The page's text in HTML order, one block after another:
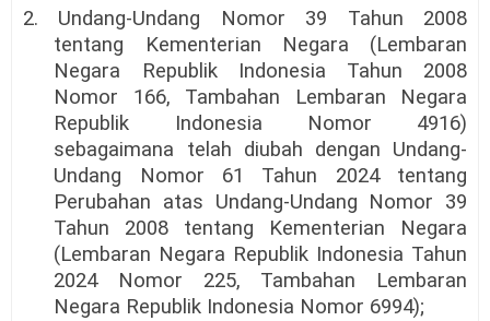
2. Undang-Undang Nomor 39 Tahun 2008
tentang Kementerian Negara (Lembaran
Negara Republik Indonesia Tahun 2008
Nomor 166, Tambahan Lembaran Negara
Republik Indonesia Nomor 4916)
sebagaimana telah diubah dengan Undang-
Undang Nomor 61 Tahun 2024 tentang
Perubahan atas Undang-Undang Nomor 39
Tahun 2008 tentang Kementerian Negara
(Lembaran Negara Republik Indonesia Tahun
2024 Nomor 225, Tambahan Lembaran
Negara Republik Indonesia Nomor 6994);